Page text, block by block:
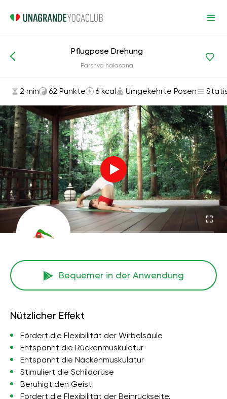
Asanas und Übungen Umgekehrte Posen
Pflugpose Drehung
Parshva halasana
2 min 62 Punkte 6 kcal Umgekehrte Posen
Bequemer in der Anwendung
Nützlicher Effekt
Fördert die Flexibilität der Wirbelsäule
Entspannt die Rückenmuskulatur
Entspannt die Nackenmuskulatur
Stimuliert die Schilddrüse
Beruhigt den Geist
Fördert die Flexibilität der Beinrückseite.